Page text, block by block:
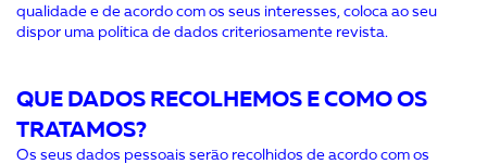
qualidade e de acordo com os seus interesses, coloca ao seu
dispor uma política de dados criteriosamente revista.
QUE DADOS RECOLHEMOS E COMO OS
TRATAMOS?
Os seus dados pessoais serão recolhidos de acordo com os